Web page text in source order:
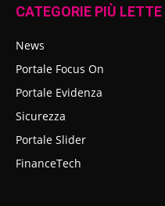
CATEGORIE PIÙ LETTE
News
Portale Focus On
Portale Evidenza
Sicurezza
Portale Slider
FinanceTech